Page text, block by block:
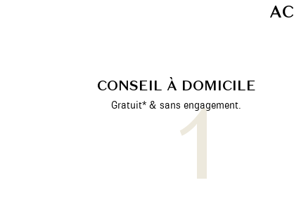
AC
CONSEIL À DOMICILE
Gratuit* & sans engagement.